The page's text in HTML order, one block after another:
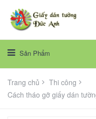
Sản Phẩm
Trang chủ
Thi công
Cách tháo gỡ giấy dán